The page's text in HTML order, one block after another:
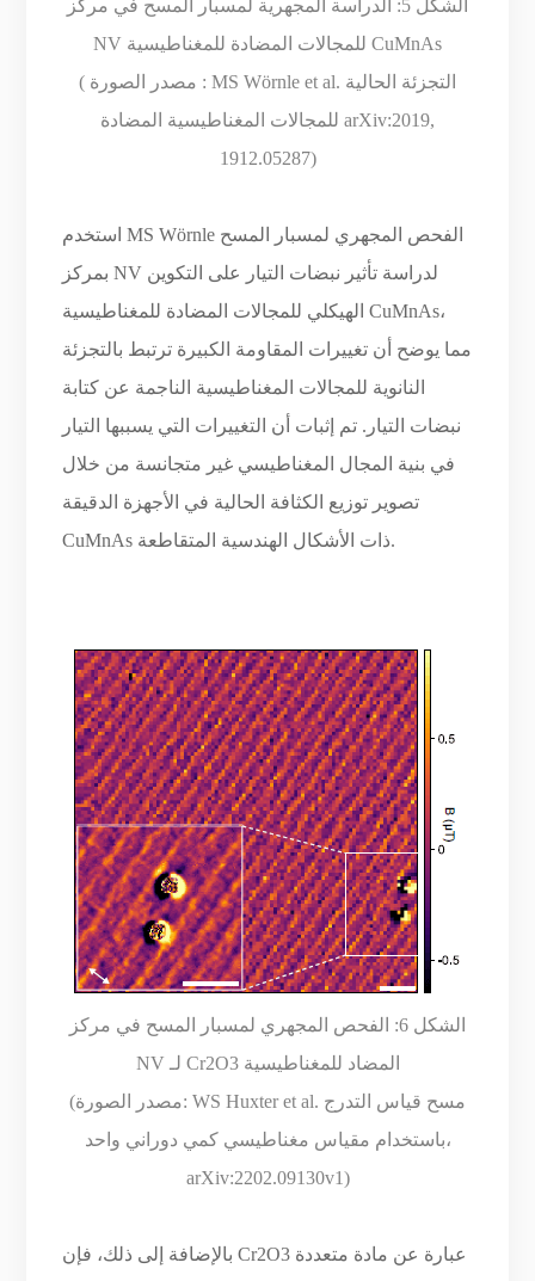
الشكل 5: الدراسة المجهرية لمسبار المسح في مركز
NV للمجالات المضادة للمغناطيسية CuMnAs
( مصدر الصورة : MS Wörnle et al. التجزئة الحالية
للمجالات المغناطيسية المضادة arXiv:2019,
1912.05287)
استخدم MS Wörnle الفحص المجهري لمسبار المسح
بمركز NV لدراسة تأثير نبضات التيار على التكوين
الهيكلي للمجالات المضادة للمغناطيسية CuMnAs،
مما يوضح أن تغييرات المقاومة الكبيرة ترتبط بالتجزئة
النانوية للمجالات المغناطيسية الناجمة عن كتابة
نبضات التيار. تم إثبات أن التغييرات التي يسببها التيار
في بنية المجال المغناطيسي غير متجانسة من خلال
تصوير توزيع الكثافة الحالية في الأجهزة الدقيقة
CuMnAs ذات الأشكال الهندسية المتقاطعة.
الشكل 6: الفحص المجهري لمسبار المسح في مركز
NV لـ Cr2O3 المضاد للمغناطيسية
(مصدر الصورة: WS Huxter et al. مسح قياس التدرج
باستخدام مقياس مغناطيسي كمي دوراني واحد،
arXiv:2202.09130v1)
بالإضافة إلى ذلك، فإن Cr2O3 عبارة عن مادة متعددة